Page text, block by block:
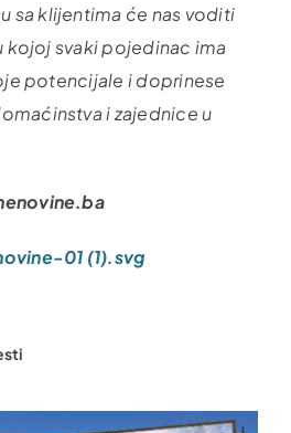
sa klijentima će nas voditi
kojoj svaki pojedinac ima
potencijale i doprinese
i zajednice u